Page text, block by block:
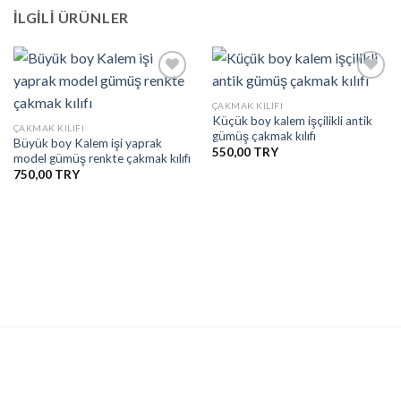
İLGILI ÜRÜNLER
Ekle
ÇAKMAK KILIFI
Büyük boy Kalem işi yaprak
model gümüş renkte çakmak kılıfı
750,00
İstek
ÇAKMAK KILIFI
Küçük boy kalem işçilikli antik
gümüş çakmak kılıfı
550,00